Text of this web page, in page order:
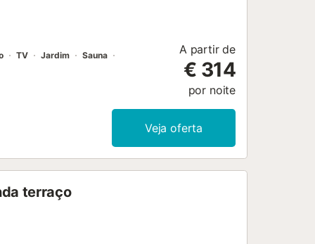
TV Jardim
Sauna
A partir de
€ 314
por noite
Veja oferta
terraço